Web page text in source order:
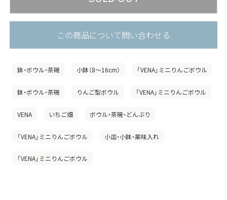
この商品について問い合わせる
鉢・ボウル・茶碗 小鉢（8〜16cm） 「VENA」ミニりんごボウル
鉢・ボウル・茶碗 りんご型ボウル 「VENA」ミニりんごボウル
VENA いちご畑 ボウル・茶碗・どんぶり
「VENA」ミニりんごボウル 小皿・小鉢・薬味入れ
「VENA」ミニりんごボウル